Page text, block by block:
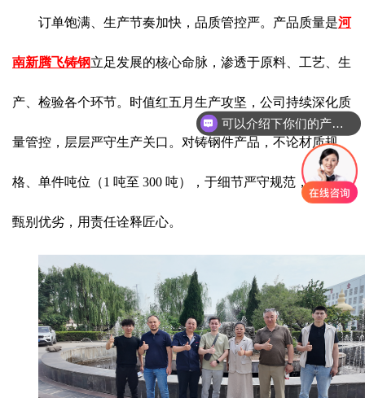
订单饱满、生产节奏加快，品质管控严。产品质量是河
南新腾飞铸钢立足发展的核心命脉，渗透于原料、工艺、生
产、检验各个环节。时值红五月生产攻坚，公司持续深化质
量管控，层层严守生产关口。对铸钢件产品，不论材质规
格、单件吨位（1 吨至 300 吨），于细节严守规范，以检验
甄别优劣，用责任诠释匠心。
可以介绍下你们的产品么